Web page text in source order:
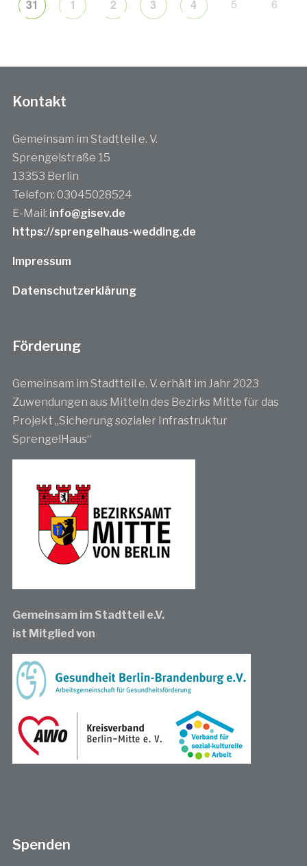
31 1 2 3 4 5 6
Kontakt
Gemeinsam im Stadtteil e. V.
Sprengelstraße 15
13353 Berlin
Telefon: 03045028524
E-Mail: info@gisev.de
https://sprengelhaus-wedding.de
Impressum
Datenschutzerklärung
Förderung
Gemeinsam im Stadtteil e. V. erhält im Jahr 2023
Zuwendungen aus Mitteln des Bezirks Mitte für das
Projekt „Sicherung sozialer Infrastruktur
SprengelHaus“
Gemeinsam im Stadtteil e.V.
ist Mitglied von
Spenden